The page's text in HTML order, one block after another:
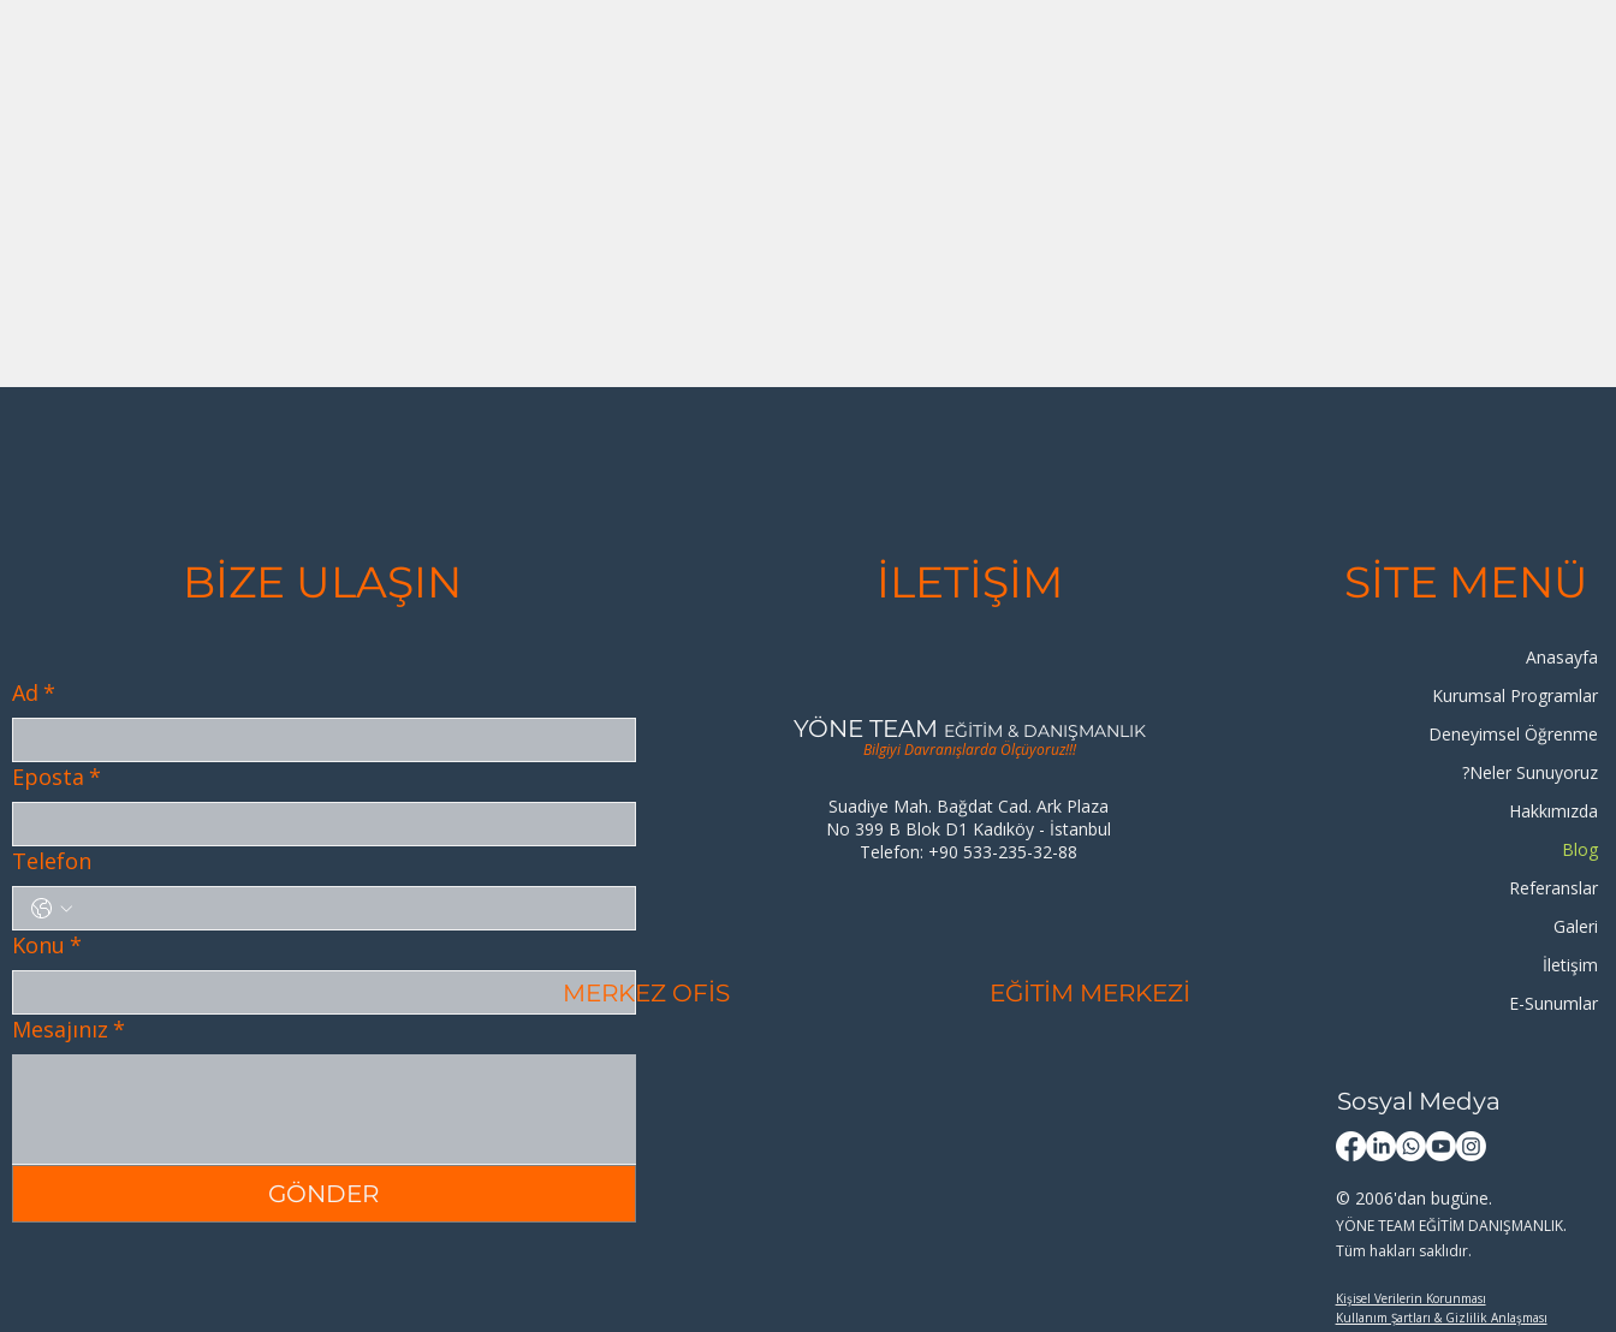
BİZE ULAŞIN
Ad *
Eposta *
Telefon
Konu *
Mesajınız *
GÖNDER
İLETİŞİM
YÖNE TEAM EĞİTİM & DANIŞMANLIK
Bilgiyi Davranışlarda Ölçüyoruz!!!
Suadiye Mah. Bağdat Cad. Ark Plaza
No 399 B Blok D1 Kadıköy - İstanbul
Telefon: +90 533-235-32-88
MERKEZ OFİS EĞİTİM MERKEZİ
SİTE MENÜ
Anasayfa
Kurumsal Programlar
Deneyimsel Öğrenme
Neler Sunuyoruz?
Hakkımızda
Blog
Referanslar
Galeri
İletişim
E-Sunumlar
Sosyal Medya
© 2006'dan bugüne.
YÖNE TEAM EĞİTİM DANIŞMANLIK.
Tüm hakları saklıdır.
Kişisel Verilerin Korunması
Kullanım Şartları & Gizlilik Anlaşması